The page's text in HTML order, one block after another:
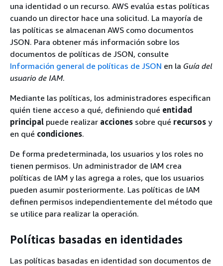
una identidad o un recurso. AWS evalúa estas políticas
cuando un director hace una solicitud. La mayoría de
las políticas se almacenan AWS como documentos
JSON. Para obtener más información sobre los
documentos de políticas de JSON, consulte
Información general de políticas de JSON en la Guía del
usuario de IAM.
Mediante las políticas, los administradores especifican
quién tiene acceso a qué, definiendo qué entidad
principal puede realizar acciones sobre qué recursos y
en qué condiciones.
De forma predeterminada, los usuarios y los roles no
tienen permisos. Un administrador de IAM crea
políticas de IAM y las agrega a roles, que los usuarios
pueden asumir posteriormente. Las políticas de IAM
definen permisos independientemente del método que
se utilice para realizar la operación.
Políticas basadas en identidades
Las políticas basadas en identidad son documentos de